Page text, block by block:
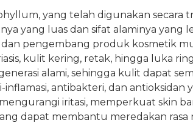
yang telah digunakan secara
yang luas dan sifat alaminya yang
pengembang produk kosmetik
kulit kering, retak, hingga luka
alami, sehingga kulit dapat
antibakteri, dan
iritasi, memperkuat skin
dapat membantu meredakan